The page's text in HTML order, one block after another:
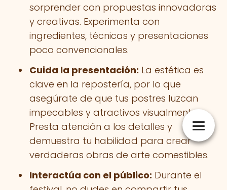
sorprender con propuestas innovadoras
y creativas. Experimenta con
ingredientes, técnicas y presentaciones
poco convencionales.
Cuida la presentación: La estética es
clave en la repostería, por lo que
asegúrate de que tus postres luzcan
impecables y atractivos visualmente.
Presta atención a los detalles y
demuestra tu habilidad para crear
verdaderas obras de arte comestibles.
Interactúa con el público: Durante el